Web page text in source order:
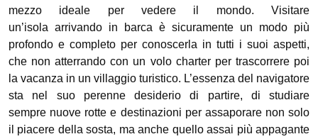
mezzo ideale per vedere il mondo. Visitare
un’isola arrivando in barca è sicuramente un modo più
profondo e completo per conoscerla in tutti i suoi aspetti,
che non atterrando con un volo charter per trascorrere poi
la vacanza in un villaggio turistico. L’essenza del navigatore
sta nel suo perenne desiderio di partire, di studiare
sempre nuove rotte e destinazioni per assaporare non solo
il piacere della sosta, ma anche quello assai più appagante